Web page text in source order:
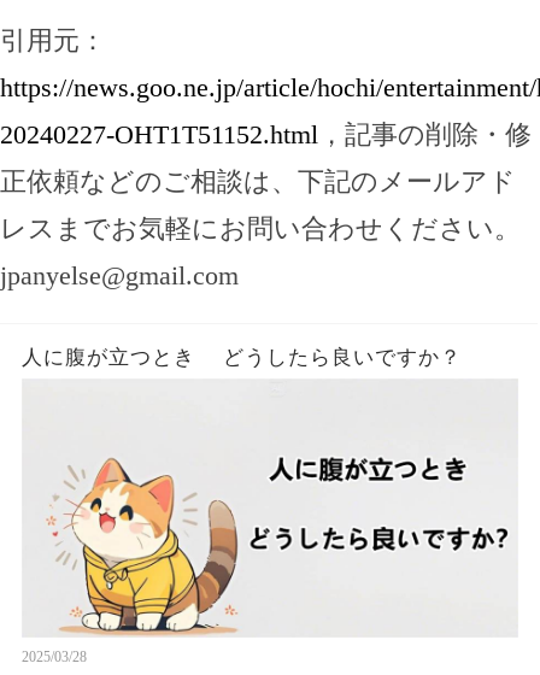
引用元：
https://news.goo.ne.jp/article/hochi/
20240227-OHT1T51152.html ，記事の削除・修
正依頼などのご相談は、下記のメールアド
レスまでお気軽にお問い合わせください。
jpanyelse@gmail.com
人に腹が立つとき どうしたら良いですか？
2025/03/28